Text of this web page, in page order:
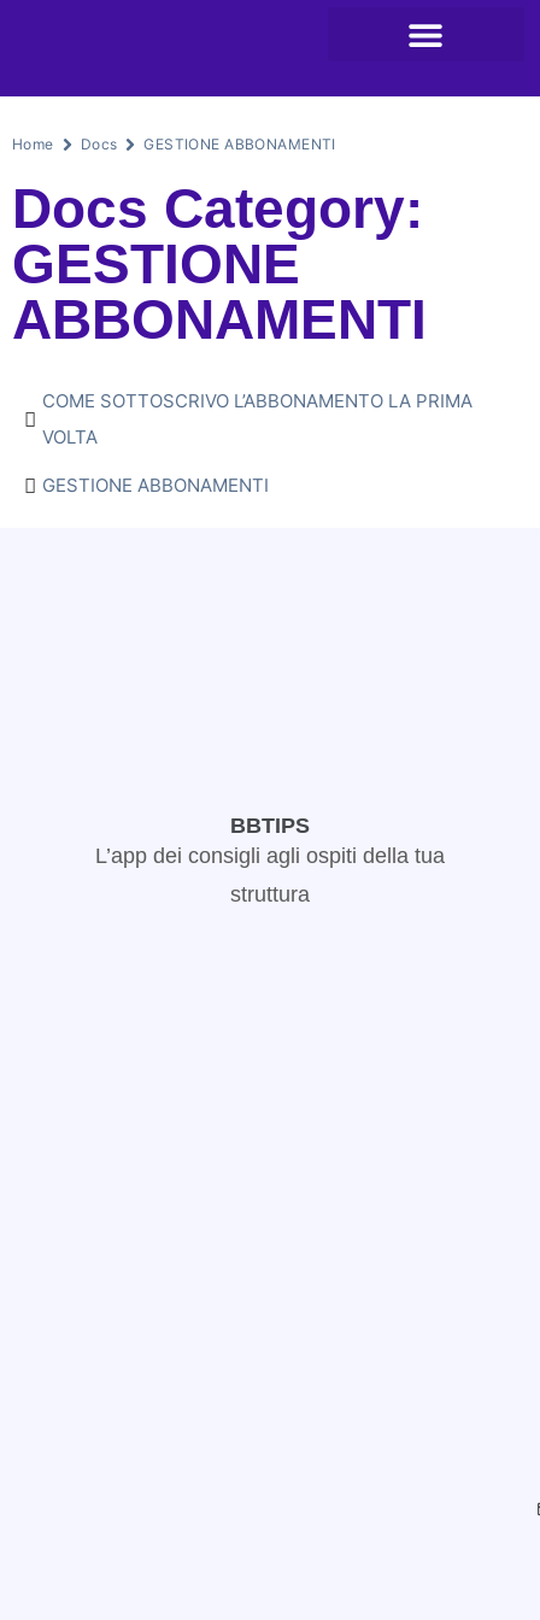
Home Docs GESTIONE ABBONAMENTI
Docs Category:
GESTIONE
ABBONAMENTI
COME SOTTOSCRIVO L’ABBONAMENTO LA PRIMA
VOLTA
GESTIONE ABBONAMENTI
BBTIPS
L’app dei consigli agli ospiti della tua
struttura